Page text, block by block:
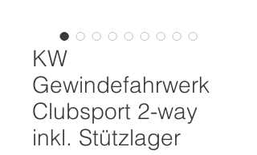
KW
Gewindefahrwerk
Clubsport 2-way
inkl. Stützlager